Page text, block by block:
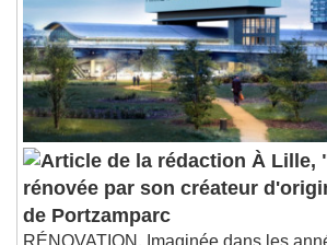
À Lille,
rénovée par son créateur
de Portzamparc